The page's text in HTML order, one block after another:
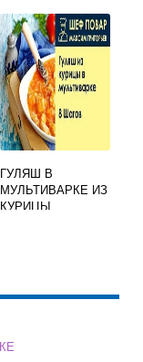
ГУЛЯШ В
МУЛЬТИВАРКЕ ИЗ
КУРИЦЫ